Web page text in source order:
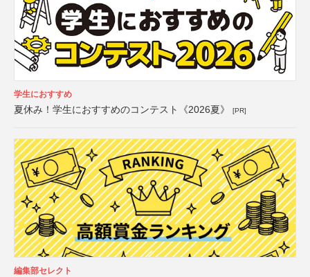
学生におすすめ
夏休み！学生におすすめのコンテスト《2026夏》 [PR]
編集部セレクト